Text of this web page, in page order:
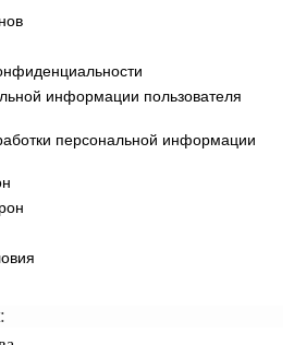
информации пользователя
персональной информации